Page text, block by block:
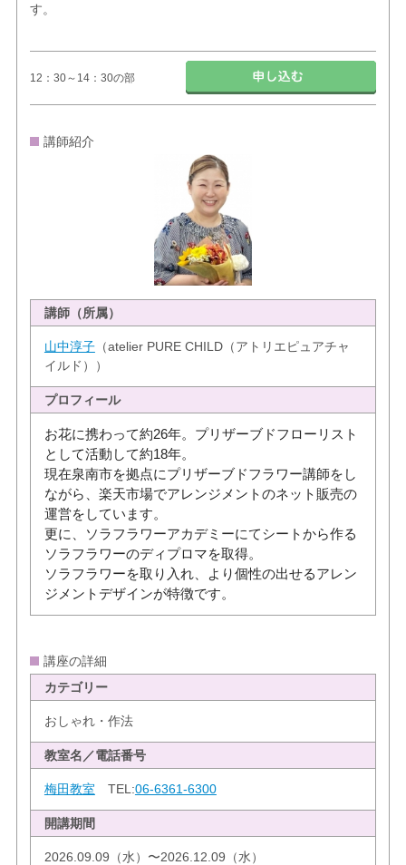
す。
12：30～14：30の部
講師紹介
講師（所属）
山中淳子（atelier PURE CHILD（アトリエピュアチャ
イルド））
プロフィール
お花に携わって約26年。プリザーブドフローリスト
として活動して約18年。
現在泉南市を拠点にプリザーブドフラワー講師をし
ながら、楽天市場でアレンジメントのネット販売の
運営をしています。
更に、ソラフラワーアカデミーにてシートから作る
ソラフラワーのディプロマを取得。
ソラフラワーを取り入れ、より個性の出せるアレン
ジメントデザインが特徴です。
講座の詳細
カテゴリー
おしゃれ・作法
教室名／電話番号
梅田教室 TEL:06-6361-6300
開講期間
2026.09.09（水）〜2026.12.09（水）